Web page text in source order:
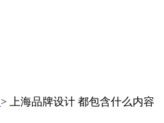
> 上海品牌设计 都包含什么内容